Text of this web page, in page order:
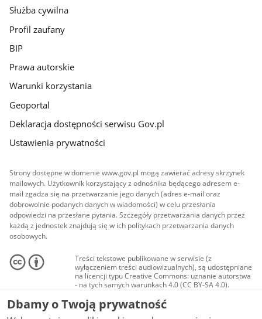
Służba cywilna
Profil zaufany
BIP
Prawa autorskie
Warunki korzystania
Geoportal
Deklaracja dostępności serwisu Gov.pl
Ustawienia prywatności
Strony dostępne w domenie www.gov.pl mogą zawierać adresy skrzynek
mailowych. Użytkownik korzystający z odnośnika będącego adresem e-
mail zgadza się na przetwarzanie jego danych (adres e-mail oraz
dobrowolnie podanych danych w wiadomości) w celu przesłania
odpowiedzi na przesłane pytania. Szczegóły przetwarzania danych przez
każdą z jednostek znajdują się w ich politykach przetwarzania danych
osobowych.
Treści tekstowe publikowane w serwisie (z
wyłączeniem treści audiowizualnych), są udostępniane
na licencji typu Creative Commons: uznanie autorstwa
- na tych samych warunkach 4.0 (CC BY-SA 4.0).
Materiały audiowizualne, w tym zdjęcia, materiały
audio i wideo, są udostępniane na licencji typu
Creative Commons: uznanie autorstwa użycie
Dbamy o Twoją prywatność